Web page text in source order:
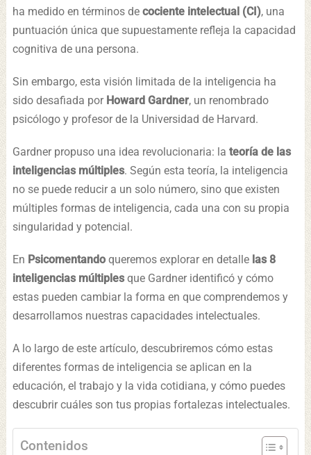
ha medido en términos de cociente intelectual (CI), una
puntuación única que supuestamente refleja la capacidad
cognitiva de una persona.
Sin embargo, esta visión limitada de la inteligencia ha
sido desafiada por Howard Gardner, un renombrado
psicólogo y profesor de la Universidad de Harvard.
Gardner propuso una idea revolucionaria: la teoría de las
inteligencias múltiples. Según esta teoría, la inteligencia
no se puede reducir a un solo número, sino que existen
múltiples formas de inteligencia, cada una con su propia
singularidad y potencial.
En Psicomentando queremos explorar en detalle las 8
inteligencias múltiplesque Gardner identificó y cómo
estas pueden cambiar la forma en que comprendemos y
desarrollamos nuestras capacidades intelectuales.
A lo largo de este artículo, descubriremos cómo estas
diferentes formas de inteligencia se aplican en la
educación, el trabajo y la vida cotidiana, y cómo puedes
descubrir cuáles son tus propias fortalezas intelectuales.
Contenidos